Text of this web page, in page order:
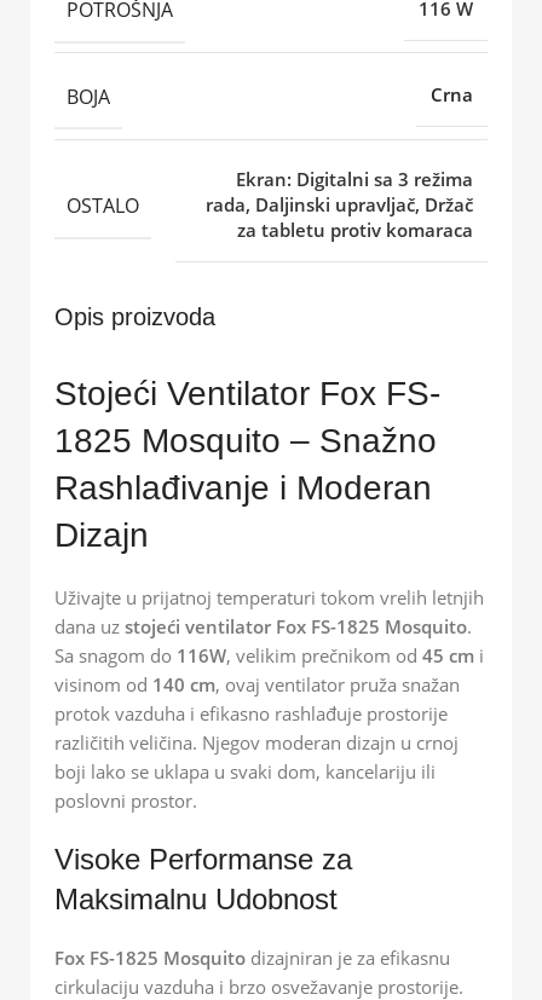
POTROŠNJA 116 W
BOJA Crna
OSTALO
Ekran: Digitalni sa 3 režima
rada, Daljinski upravljač, Držač
za tabletu protiv komaraca
Opis proizvoda
Stojeći Ventilator Fox FS-
1825 Mosquito – Snažno
Rashlađivanje i Moderan
Dizajn
Uživajte u prijatnoj temperaturi tokom vrelih letnjih
dana uz stojeći ventilator Fox FS-1825 Mosquito.
Sa snagom do 116W, velikim prečnikom od 45 cm i
visinom od 140 cm, ovaj ventilator pruža snažan
protok vazduha i efikasno rashlađuje prostorije
različitih veličina. Njegov moderan dizajn u crnoj
boji lako se uklapa u svaki dom, kancelariju ili
poslovni prostor.
Visoke Performanse za
Maksimalnu Udobnost
Fox FS-1825 Mosquito dizajniran je za efikasnu
cirkulaciju vazduha i brzo osvežavanje prostorije.